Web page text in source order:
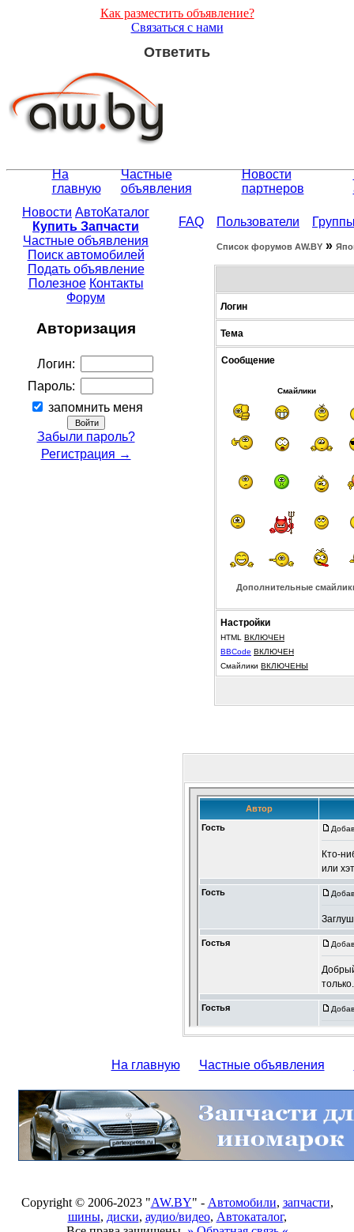
Как разместить объявление?
Связаться с нами
Ответить
На
главную
Частные
объявления
Новости
партнеров
Новости АвтоКаталог
Купить Запчасти
Частные объявления
Поиск автомобилей
Подать объявление
Полезное Контакты
Форум
Авторизация
Логин:
Пароль:
запомнить меня
Забыли пароль?
Регистрация →
FAQ Пользователи
Список форумов АW.BY »
Логин
Тема
Сообщение
Смайлики
Дополнительные
Настройки
HTML ВКЛЮЧЕН
BBCode ВКЛЮЧЕН
Смайлики ВКЛЮЧЕНЫ
На главную Частные объявления
Copyright © 2006-2023 "AW.BY" - Автомобили, запчасти,
шины, диски, аудио/видео, Автокаталог,